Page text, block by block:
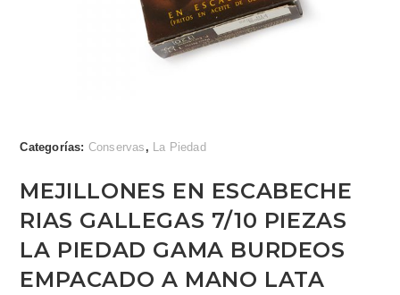
Categorías: Conservas , La Piedad
MEJILLONES EN ESCABECHE
RIAS GALLEGAS 7/10 PIEZAS
LA PIEDAD GAMA BURDEOS
EMPACADO A MANO LATA